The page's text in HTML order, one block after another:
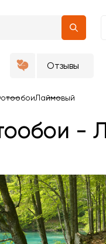
Отзывы
Лаймовый
-